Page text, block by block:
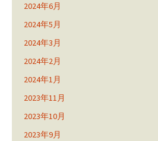
2024年6月
2024年5月
2024年3月
2024年2月
2024年1月
2023年11月
2023年10月
2023年9月